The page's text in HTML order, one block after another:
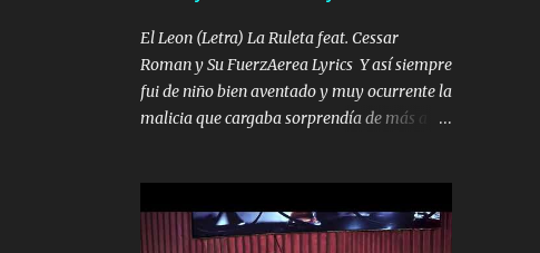
gente ahí está el Hombre Cuarenta y
también Pariente 7 arreglan cualquier
problema no más es cuestión que ordené
NOS HACE FALTA UN HERMANO DE CLAVE
SIEMPRE VIO POR LA FAMILIA PARA QUE
SIGA EL LEGADO Es el DOS de los
HERMANOS un cerebro inteligente y com...
El Leon (Letra) La Ruleta feat. Cessar
Roman y Su FuerzAerea Lyrics Y así siempre
fui de niño bien aventado y muy ocurrente la
malicia que cargaba sorprendía de más a la
Tranquilo me la navego ando en lo mío sin